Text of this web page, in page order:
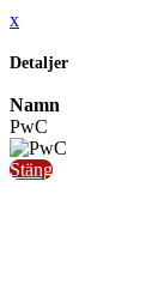
x
Detaljer
Namn
PwC
Stäng